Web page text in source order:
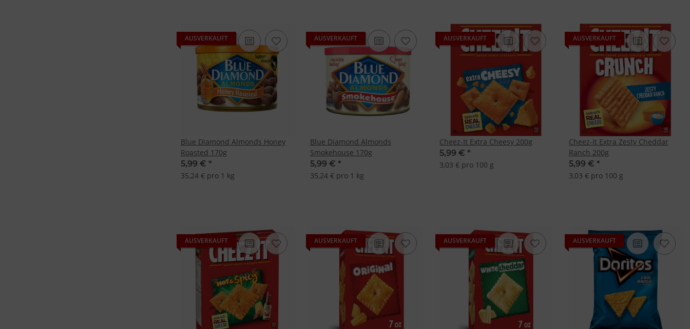
AUSVERKAUFT
Blue Diamond Almonds Honey
Roasted 170g
5,99 € *
35,24 € pro 1 kg
AUSVERKAUFT
Blue Diamond Almonds
Smokehouse 170g
5,99 € *
35,24 € pro 1 kg
AUSVERKAUFT
Cheez-It Extra Cheesy 200g
5,99 € *
3,03 € pro 100 g
AUSVERKAUFT
Cheez-It Extra Zesty Cheddar
Ranch 200g
5,99 € *
3,03 € pro 100 g
AUSVERKAUFT AUSVERKAUFT AUSVERKAUFT AUSVERKAUFT